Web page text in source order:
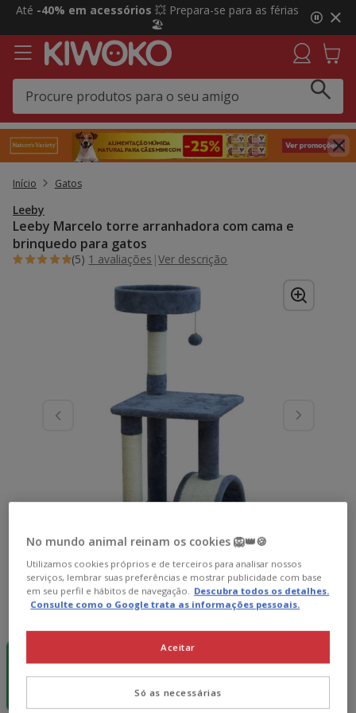
2
3,
mensagem,
Até -40% em acessórios 💥 Prepara-se para as férias
🏖️
Início Gatos
Leeby
Leeby Marcelo torre arranhadora com cama e
brinquedo para gatos
(5) 1 avaliações |Ver descrição
Medidas:85.5 x 39 x 38 cm Guia de tamanhos
85.5 x 39 x 38
No mundo animal reinam os cookies 🦁👑🍪
Utilizamos cookies próprios e de terceiros para analisar nossos
serviços, lembrar suas preferências e mostrar publicidade com base
em seu perfil e hábitos de navegação. Descubra todos os detalhes.
Consulte como o Google trata as informações pessoais.
Só as necessárias
Aceitar